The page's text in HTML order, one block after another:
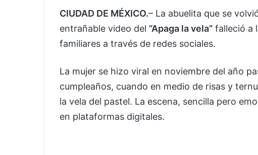
CIUDAD DE MÉXICO.– La abuelita que se
entrañable video del “Apaga la vela” falleció a
familiares a través de redes sociales.
La mujer se hizo viral en noviembre del año
cumpleaños, cuando en medio de risas y
la vela del pastel. La escena, sencilla pero
en plataformas digitales.